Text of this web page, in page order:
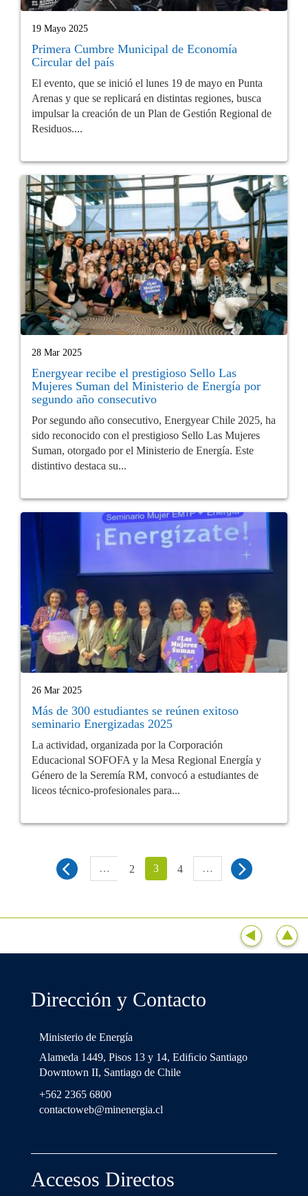
19 Mayo 2025
Primera Cumbre Municipal de Economía
Circular del país
El evento, que se inició el lunes 19 de mayo en Punta
Arenas y que se replicará en distintas regiones, busca
impulsar la creación de un Plan de Gestión Regional de
Residuos....
28 Mar 2025
Energyear recibe el prestigioso Sello Las
Mujeres Suman del Ministerio de Energía por
segundo año consecutivo
Por segundo año consecutivo, Energyear Chile 2025, ha
sido reconocido con el prestigioso Sello Las Mujeres
Suman, otorgado por el Ministerio de Energía. Este
distintivo destaca su...
26 Mar 2025
Más de 300 estudiantes se reúnen exitoso
seminario Energizadas 2025
La actividad, organizada por la Corporación
Educacional SOFOFA y la Mesa Regional Energía y
Género de la Seremía RM, convocó a estudiantes de
liceos técnico-profesionales para...
… 2 3 4 …
Dirección y Contacto
Ministerio de Energía
Alameda 1449, Pisos 13 y 14, Ediﬁcio Santiago
Downtown II, Santiago de Chile
+562 2365 6800
contactoweb@minenergia.cl
Accesos Directos